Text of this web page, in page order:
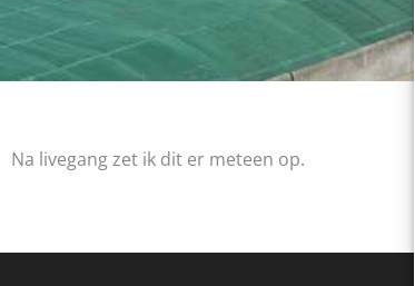
Na livegang zet ik dit er meteen op.